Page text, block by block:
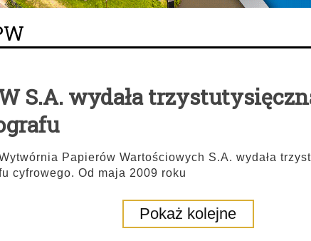
S.A. wydała
Papierów Wartościowych S.A. wydała
cyfrowego. Od maja 2009 roku
Pokaż kolejne